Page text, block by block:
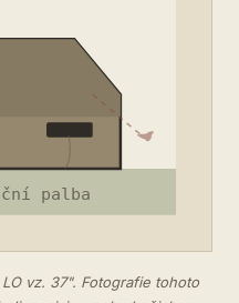
vz. 37". Fotografie tohoto